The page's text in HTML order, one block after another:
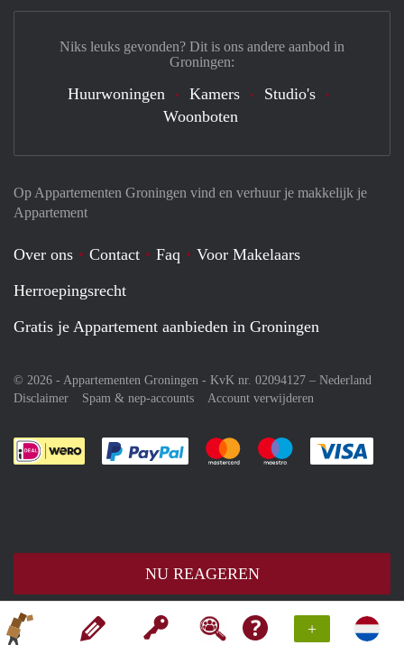
+
NU REAGEREN
Op Appartementen Groningen vind en verhuur je makkelijk je
Appartement
Over ons Contact Faq
Voor Makelaars
Herroepingsrecht
Gratis je Appartement aanbieden in Groningen
© 2026 - Appartementen Groningen - KvK nr. 02094127 – Nederland
Disclaimer
Spam & nep-accounts Account verwijderen
Je rekent gemakkelijk af met Paypal
Je rekent gemakkelijk af met
Je rekent
Niks leuks gevonden? Dit is ons andere aanbod in
Groningen:
Huurwoningen Kamers
Studio's
Woonboten